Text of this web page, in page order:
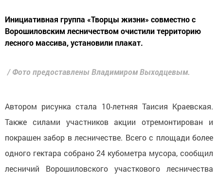
Инициативная группа «Творцы жизни» совместно с
Ворошиловским лесничеством очистили территорию
лесного массива, установили плакат.
/ Фото предоставлены Владимиром Выходцевым.
Автором рисунка стала 10-летняя Таисия Краевская.
Также силами участников акции отремонтирован и
покрашен забор в лесничестве. Всего с площади более
одного гектара собрано 24 кубометра мусора, сообщил
лесничий Ворошиловского участкового лесничества